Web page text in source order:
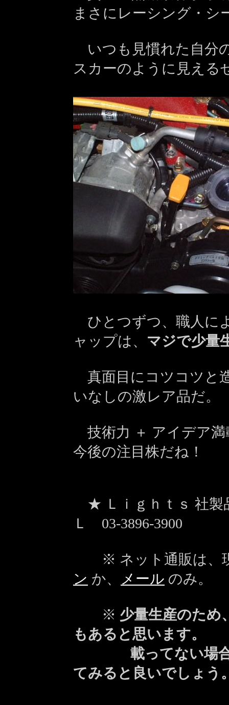
まさにレーシング・シ
いつも見慣れた自分
スカーのように見える
ひとつずつ、職人に
ャップは、 マジで少量
真面目にコツコツと
いなしの激レア品だ。
技術力 ＋ アイデア満
今後の注目株だね！
★ Ｌｉｇｈｔｓ 社
Ｌ 03-3896-
※ ネット通販は、
ン か、 メール のみ。
※ 少量生産のため
もあると思います。
載ってない場
てみると良いでしょう